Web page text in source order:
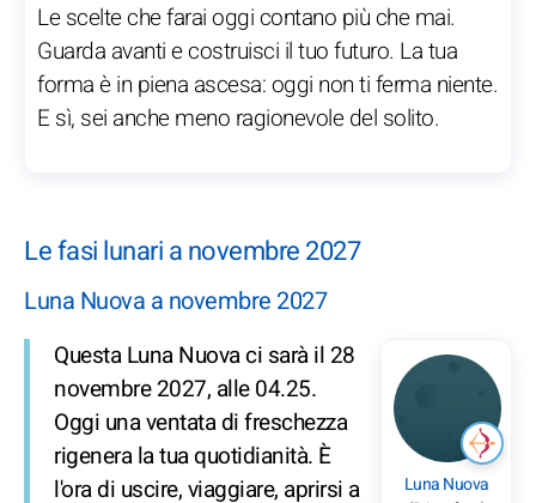
Le scelte che farai oggi contano più che mai.
Guarda avanti e costruisci il tuo futuro. La tua
forma è in piena ascesa: oggi non ti ferma niente.
E sì, sei anche meno ragionevole del solito.
Le fasi lunari a novembre 2027
Luna Nuova a novembre 2027
Luna Nuova
Questa Luna Nuova ci sarà il 28
novembre 2027, alle 04.25.
Oggi una ventata di freschezza
rigenera la tua quotidianità. È
l'ora di uscire, viaggiare, aprirsi a